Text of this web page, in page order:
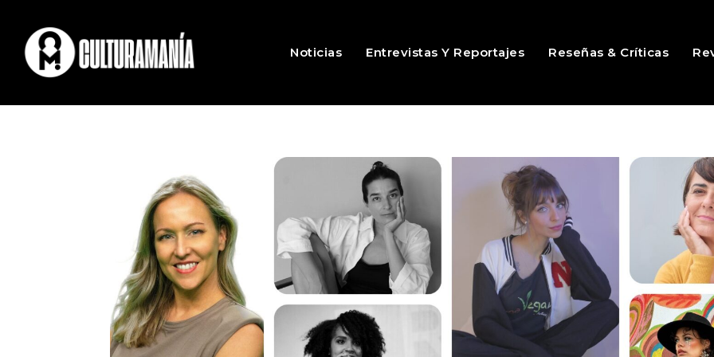
Noticias Entrevistas Y Reportajes Reseñas & Críticas